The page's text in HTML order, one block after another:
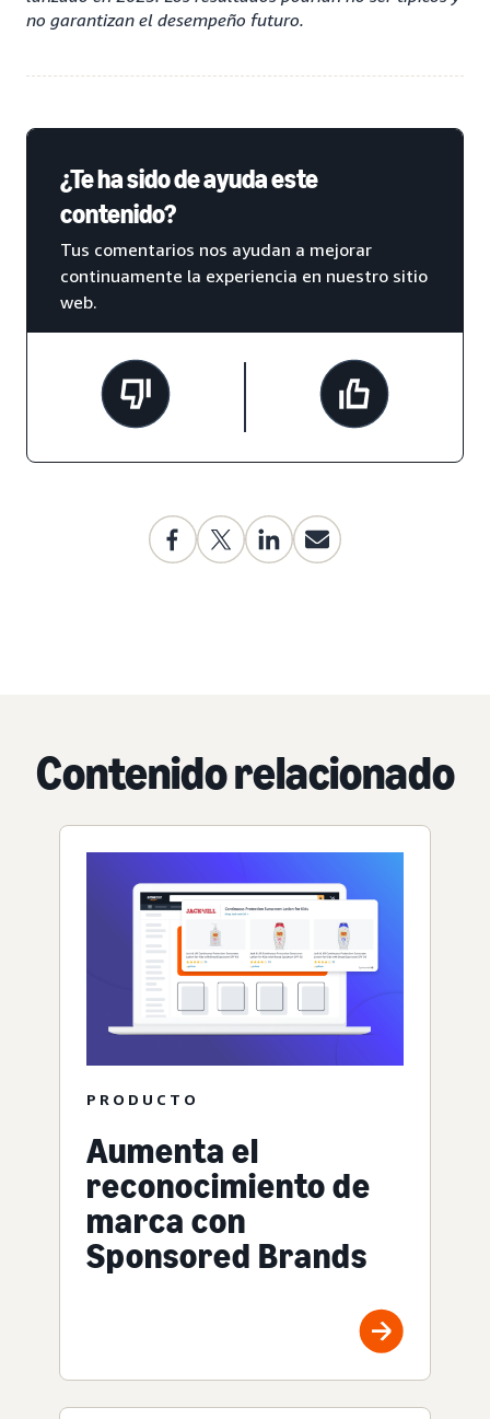
no garantizan el desempeño futuro.
¿Te ha sido de ayuda este
contenido?
Tus comentarios nos ayudan a mejorar
continuamente la experiencia en nuestro sitio
web.
Contenido relacionado
PRODUCTO
Aumenta el
reconocimiento de
marca con
Sponsored Brands